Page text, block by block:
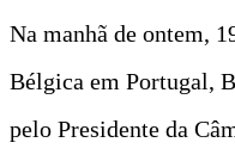
Na manhã de ontem,
Bélgica em Portugal,
pelo Presidente da